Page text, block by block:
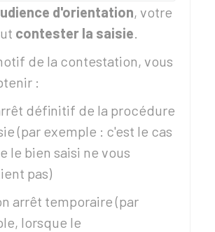
d'orientation, votre
contester la saisie.
de la contestation, vous
:
définitif de la procédure
(par exemple : c'est le cas
le bien saisi ne vous
pas)
arrêt temporaire (par
lorsque le